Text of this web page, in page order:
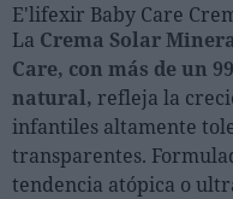
E'lifexir Baby Care
La Crema Solar
Care, con más de un
natural, refleja la
infantiles altamente
transparentes.
tendencia atópica o